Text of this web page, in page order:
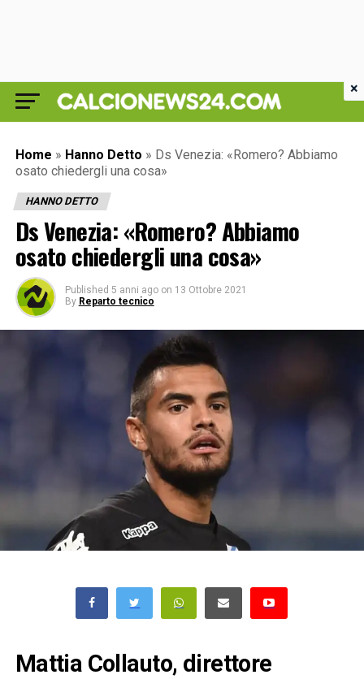
Home » Hanno Detto » Ds Venezia: «Romero? Abbiamo
osato chiedergli una cosa»
HANNO DETTO
Ds Venezia: «Romero? Abbiamo
osato chiedergli una cosa»
Published 5 anni ago on 13 Ottobre 2021
By Reparto tecnico
Mattia Collauto, direttore
×